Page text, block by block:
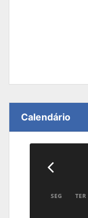
Calendário
SEG TER